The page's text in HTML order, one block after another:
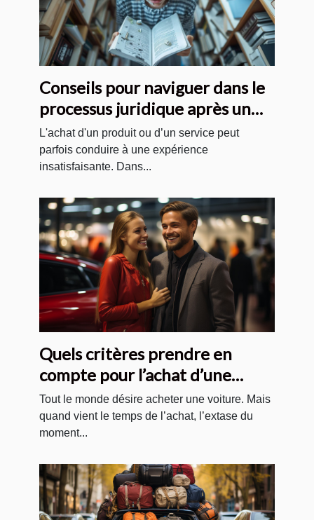
Conseils pour naviguer dans le
processus juridique après un
achat insatisfaisant
L'achat d'un produit ou d’un service peut
parfois conduire à une expérience
insatisfaisante. Dans...
Quels critères prendre en
compte pour l’achat d’une
voiture ?
Tout le monde désire acheter une voiture. Mais
quand vient le temps de l’achat, l’extase du
moment...